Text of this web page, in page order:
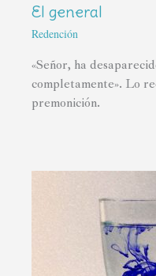
El general
Redención
«Señor, ha
completamente». Lo
premonición.